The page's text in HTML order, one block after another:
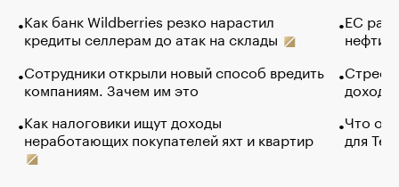
Как банк Wildberries резко нарастил
кредиты селлерам до атак на склады
Сотрудники открыли новый способ вредить
компаниям. Зачем им это
Как налоговики ищут доходы
неработающих покупателей яхт и квартир
ЕС
нефти
Что
для